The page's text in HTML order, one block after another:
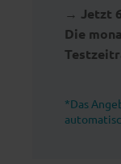
→ Jetzt
Die
*Das